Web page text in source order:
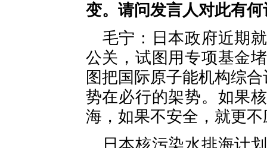
变。请问发言人对此有何
毛宁：日本政府近期
公关，试图用专项基金
图把国际原子能机构综
势在必行的架势。如果
海，如果不安全，就更
日本核污染水排海计